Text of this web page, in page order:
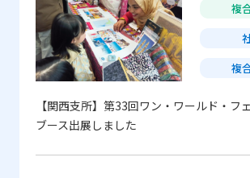
複
複
【関西支所】第33回ワン・ワールド・フ
ブース出展しました